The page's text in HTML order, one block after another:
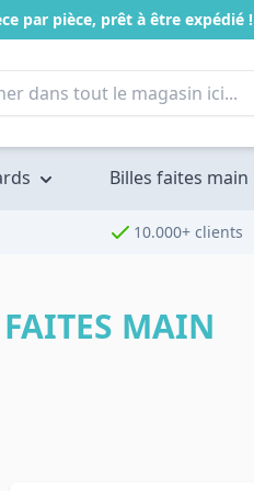
par pièce, prêt à être expédié !
Billes faites main
10.000+ clients
MAIN